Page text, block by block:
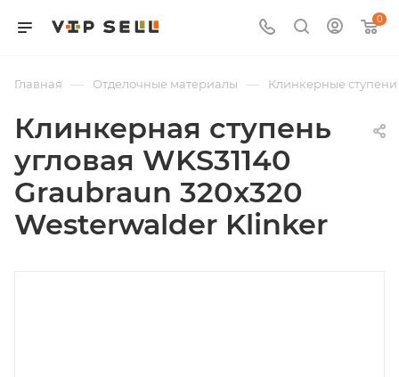
0
Главная — Отделочные материалы — Клинкерные
Клинкерная ступень
угловая WKS31140
Graubraun 320x320
Westerwalder Klinker